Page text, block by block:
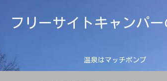
フリーサイトキャンパ
温泉はマッチポンプ